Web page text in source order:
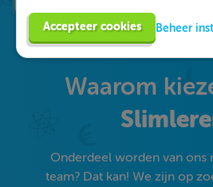
Waarom
Onderdeel worden van ons
team? Dat kan! We zijn op
Accepteer cookies Beheer